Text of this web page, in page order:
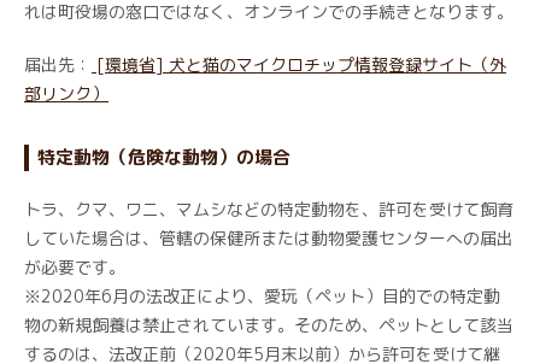
れは町役場の窓口ではなく、オンラインでの手続きとなります。
届出先：
[環境省] 犬と猫のマイクロチップ情報登録サイト（外
部リンク）
特定動物（危険な動物）の場合
トラ、クマ、ワニ、マムシなどの特定動物を、許可を受けて飼育
していた場合は、管轄の保健所または動物愛護センターへの届出
が必要です。
※2020年6月の法改正により、愛玩（ペット）目的での特定動
物の新規飼養は禁止されています。そのため、ペットとして該当
するのは、法改正前（2020年5月末以前）から許可を受けて継